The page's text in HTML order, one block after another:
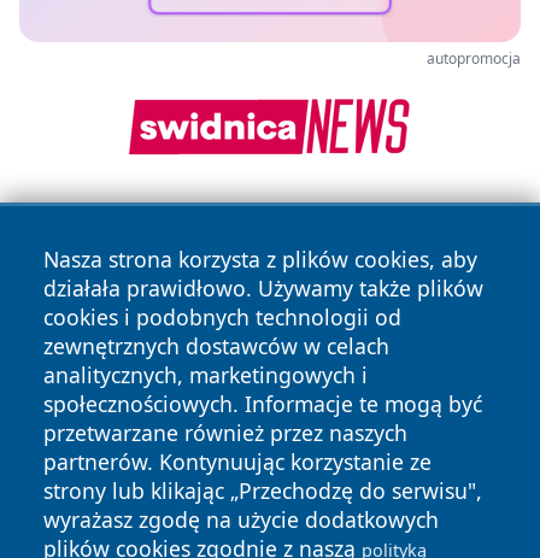
autopromocja
Nasza strona korzysta z plików cookies, aby
działała prawidłowo. Używamy także plików
cookies i podobnych technologii od
zewnętrznych dostawców w celach
analitycznych, marketingowych i
społecznościowych. Informacje te mogą być
przetwarzane również przez naszych
partnerów. Kontynuując korzystanie ze
strony lub klikając „Przechodzę do serwisu",
wyrażasz zgodę na użycie dodatkowych
plików cookies zgodnie z naszą polityką
Copyright © 2026 24piaseczno.pl Wszystkie prawa
zastrzeżone.
News Autorzy
Polityka
Prywatności
Polityka
Cookies